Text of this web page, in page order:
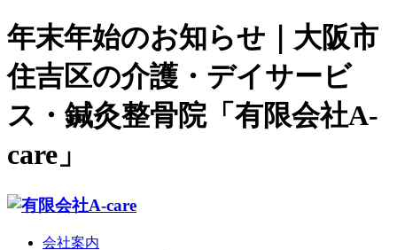
年末年始のお知らせ｜大阪市
住吉区の介護・デイサービ
ス・鍼灸整骨院「有限会社A-
care」
会社案内